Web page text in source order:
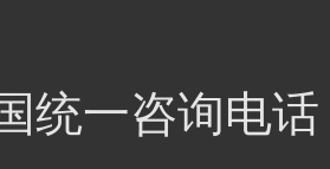
统一咨询电话